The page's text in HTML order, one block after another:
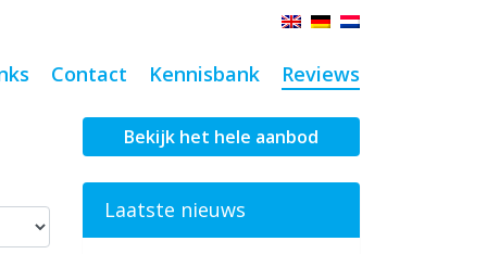
Contact Kennisbank Reviews
Bekijk het hele aanbod
Laatste nieuws